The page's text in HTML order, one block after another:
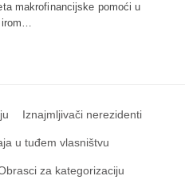
makrofinancijske pomoći u
Iznajmljivači nerezidenti
u tuđem vlasništvu
za kategorizaciju